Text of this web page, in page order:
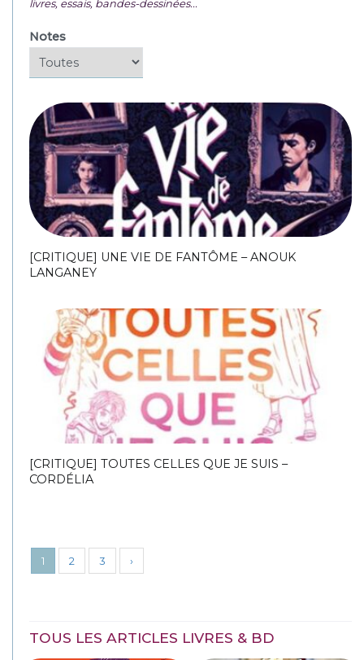
livres, essais, bandes-dessinées...
Notes
[CRITIQUE] UNE VIE DE FANTÔME – ANOUK
LANGANEY
[CRITIQUE] TOUTES CELLES QUE JE SUIS –
CORDÉLIA
1 2 3 ›
TOUS LES ARTICLES LIVRES & BD